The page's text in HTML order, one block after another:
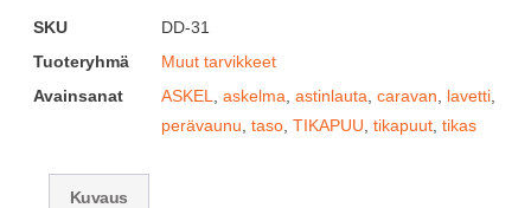
SKU
DD-31
Tuoteryhmä
Muut tarvikkeet
Avainsanat
ASKEL askelma astinlauta caravan lavetti
perävaunu taso TIKAPUU tikapuut tikas
Kuvaus